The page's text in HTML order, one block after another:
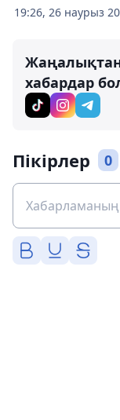
19:26, 26 наурыз
хабардар
Пікірлер 0